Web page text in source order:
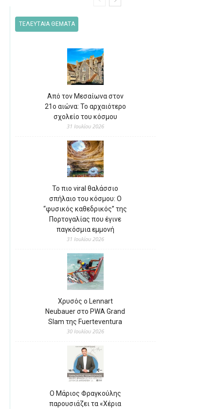
ΤΕΛΕΥΤΑΙΑ ΘΕΜΑΤΑ
Από τον Μεσαίωνα στον
21ο αιώνα: Το αρχαιότερο
σχολείο του κόσμου
31 Ιουλίου 2026
Το πιο viral θαλάσσιο
σπήλαιο του κόσμου: Ο
“φυσικός καθεδρικός” της
Πορτογαλίας που έγινε
παγκόσμια εμμονή
31 Ιουλίου 2026
Χρυσός ο Lennart
Neubauer στο PWA Grand
Slam της Fuerteventura
30 Ιουλίου 2026
Ο Μάριος Φραγκούλης
παρουσιάζει τα «Χέρια